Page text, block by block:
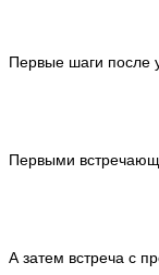
Первые шаги после
Первыми
А затем встреча с